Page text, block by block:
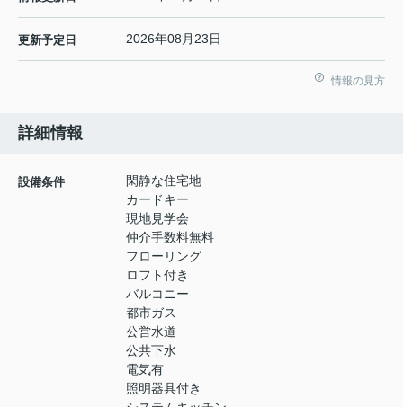
更新予定日 2026年08月23日
情報の見方
詳細情報
設備条件
閑静な住宅地
カードキー
現地見学会
仲介手数料無料
フローリング
ロフト付き
バルコニー
都市ガス
公営水道
公共下水
電気有
照明器具付き